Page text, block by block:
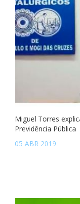
Miguel Torres
Previdência Pública
05 ABR 2019